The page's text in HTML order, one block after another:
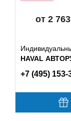
от 2
HAVAL
+7 (495) 153-